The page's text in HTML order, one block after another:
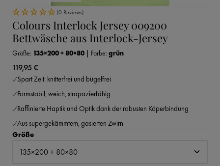
(0 Reviews)
Colours Interlock Jersey 009200
Bettwäsche aus Interlock-Jersey
Größe: 135×200 + 80×80 | Farbe: grün
119,95 €
Spart Zeit: knitterfrei und bügelfrei
Formstabil, weich, strapazierfähig
Raffinierte Haptik und Optik dank der robusten Köperbindung
Aus supergekämmtem, gasierten Zwirn
Größeauswählen